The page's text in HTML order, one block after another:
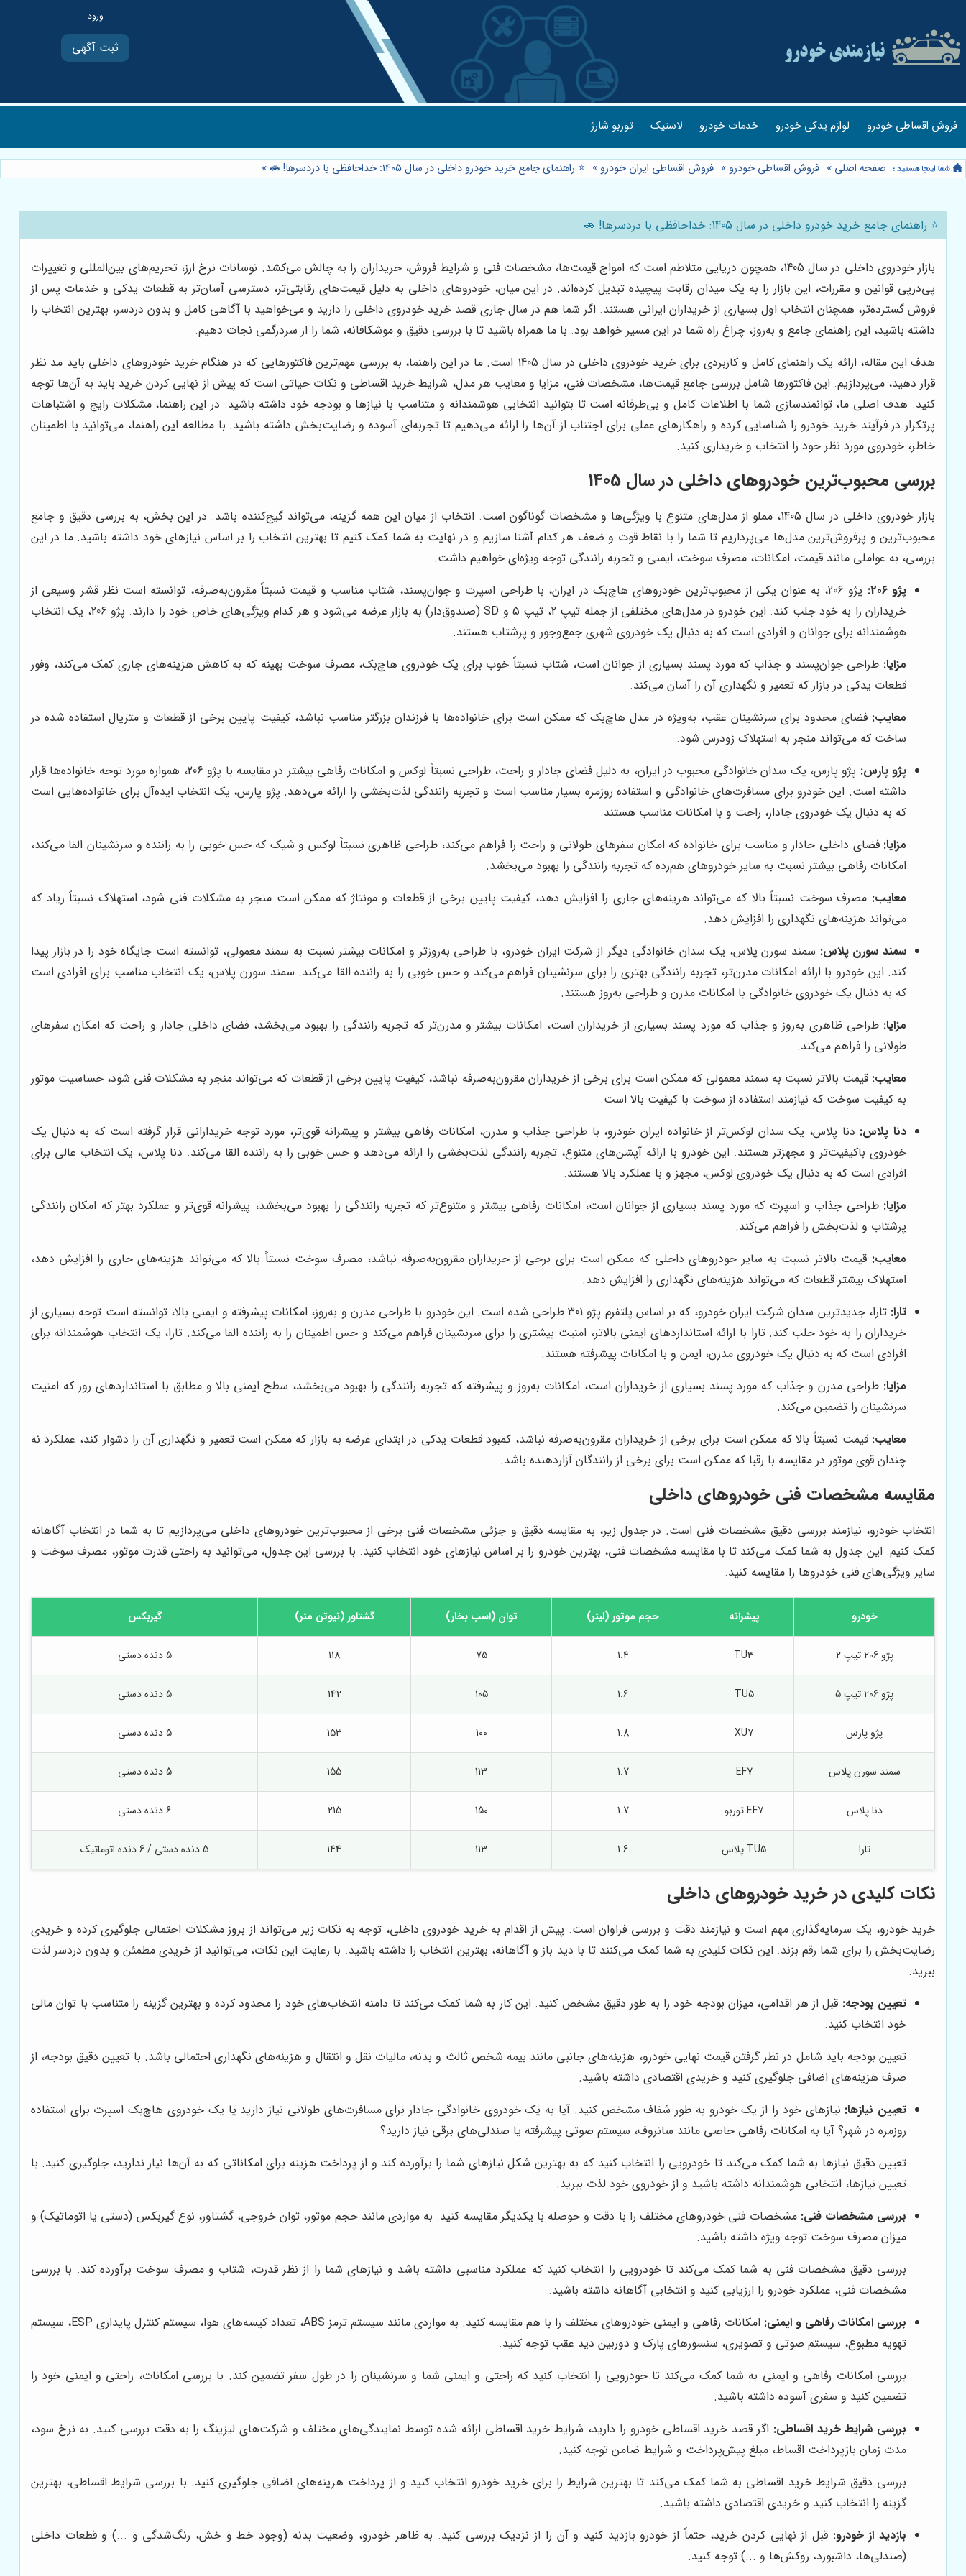
ثبت آگهی
فروش اقساطی خودرو لوازم یدکی خودرو خدمات خودرو لاستیک توربو شارژ
صفحه اصلی » فروش اقساطی خودرو » فروش اقساطی ایران خودرو » ⭐️ راهنمای جامع خرید خودرو داخلی در سال 1405: خداحافظی با دردسرها! 🚗 »
⭐️ راهنمای جامع خرید خودرو داخلی در سال 1405: خداحافظی با دردسرها! 🚗
بازار خودروی داخلی در سال 1405، همچون دریایی متلاطم است که امواج قیمت‌ها، مشخصات فنی و شرایط فروش، خریداران را به چالش می‌کشد. نوسانات نرخ ارز، تحریم‌های بین‌المللی و تغییرات
پی‌درپی قوانین و مقررات، این بازار را به یک میدان رقابت پیچیده تبدیل کرده‌اند. در این میان، خودروهای داخلی به دلیل قیمت‌های رقابتی‌تر، دسترسی آسان‌تر به قطعات یدکی و خدمات پس از
فروش گسترده‌تر، همچنان انتخاب اول بسیاری از خریداران ایرانی هستند. اگر شما هم در سال جاری قصد خرید خودروی داخلی را دارید و می‌خواهید با آگاهی کامل و بدون دردسر، بهترین انتخاب را
داشته باشید، این راهنمای جامع و به‌روز، چراغ راه شما در این مسیر خواهد بود. با ما همراه باشید تا با بررسی دقیق و موشکافانه، شما را از سردرگمی نجات دهیم.
هدف این مقاله، ارائه یک راهنمای کامل و کاربردی برای خرید خودروی داخلی در سال 1405 است. ما در این راهنما، به بررسی مهم‌ترین فاکتورهایی که در هنگام خرید خودروهای داخلی باید مد نظر
قرار دهید، می‌پردازیم. این فاکتورها شامل بررسی جامع قیمت‌ها، مشخصات فنی، مزایا و معایب هر مدل، شرایط خرید اقساطی و نکات حیاتی است که پیش از نهایی کردن خرید باید به آن‌ها توجه
کنید. هدف اصلی ما، توانمندسازی شما با اطلاعات کامل و بی‌طرفانه است تا بتوانید انتخابی هوشمندانه و متناسب با نیازها و بودجه خود داشته باشید. در این راهنما، مشکلات رایج و اشتباهات
پرتکرار در فرآیند خرید خودرو را شناسایی کرده و راهکارهای عملی برای اجتناب از آن‌ها را ارائه می‌دهیم تا تجربه‌ای آسوده و رضایت‌بخش داشته باشید. با مطالعه این راهنما، می‌توانید با اطمینان
خاطر، خودروی مورد نظر خود را انتخاب و خریداری کنید.
بررسی محبوب‌ترین خودروهای داخلی در سال 1405
بازار خودروی داخلی در سال 1405، مملو از مدل‌های متنوع با ویژگی‌ها و مشخصات گوناگون است. انتخاب از میان این همه گزینه، می‌تواند گیج‌کننده باشد. در این بخش، به بررسی دقیق و جامع
محبوب‌ترین و پرفروش‌ترین مدل‌ها می‌پردازیم تا شما را با نقاط قوت و ضعف هر کدام آشنا سازیم و در نهایت به شما کمک کنیم تا بهترین انتخاب را بر اساس نیازهای خود داشته باشید. ما در این
بررسی، به عواملی مانند قیمت، امکانات، مصرف سوخت، ایمنی و تجربه رانندگی توجه ویژه‌ای خواهیم داشت.
پژو 206:
پژو 206، به عنوان یکی از محبوب‌ترین خودروهای هاچ‌بک در ایران، با طراحی اسپرت و جوان‌پسند، شتاب مناسب و قیمت نسبتاً مقرون‌به‌صرفه، توانسته است نظر قشر وسیعی از
خریداران را به خود جلب کند. این خودرو در مدل‌های مختلفی از جمله تیپ 2، تیپ 5 و SD (صندوق‌دار) به بازار عرضه می‌شود و هر کدام ویژگی‌های خاص خود را دارند. پژو 206، یک انتخاب
هوشمندانه برای جوانان و افرادی است که به دنبال یک خودروی شهری جمع‌وجور و پرشتاب هستند.
مزایا: طراحی جوان‌پسند و جذاب که مورد پسند بسیاری از جوانان است، شتاب نسبتاً خوب برای یک خودروی هاچ‌بک، مصرف سوخت بهینه که به کاهش هزینه‌های جاری کمک می‌کند، وفور
قطعات یدکی در بازار که تعمیر و نگهداری آن را آسان می‌کند.
معایب: فضای محدود برای سرنشینان عقب، به‌ویژه در مدل هاچ‌بک که ممکن است برای خانواده‌ها با فرزندان بزرگتر مناسب نباشد، کیفیت پایین برخی از قطعات و متریال استفاده شده در
ساخت که می‌تواند منجر به استهلاک زودرس شود.
پژو پارس:
پژو پارس، یک سدان خانوادگی محبوب در ایران، به دلیل فضای جادار و راحت، طراحی نسبتاً لوکس و امکانات رفاهی بیشتر در مقایسه با پژو 206، همواره مورد توجه خانواده‌ها قرار
داشته است. این خودرو برای مسافرت‌های خانوادگی و استفاده روزمره بسیار مناسب است و تجربه رانندگی لذت‌بخشی را ارائه می‌دهد. پژو پارس، یک انتخاب ایده‌آل برای خانواده‌هایی است
که به دنبال یک خودروی جادار، راحت و با امکانات مناسب هستند.
مزایا: فضای داخلی جادار و مناسب برای خانواده که امکان سفرهای طولانی و راحت را فراهم می‌کند، طراحی ظاهری نسبتاً لوکس و شیک که حس خوبی را به راننده و سرنشینان القا می‌کند،
امکانات رفاهی بیشتر نسبت به سایر خودروهای هم‌رده که تجربه رانندگی را بهبود می‌بخشد.
معایب: مصرف سوخت نسبتاً بالا که می‌تواند هزینه‌های جاری را افزایش دهد، کیفیت پایین برخی از قطعات و مونتاژ که ممکن است منجر به مشکلات فنی شود، استهلاک نسبتاً زیاد که
می‌تواند هزینه‌های نگهداری را افزایش دهد.
سمند سورن پلاس: سمند سورن پلاس، یک سدان خانوادگی دیگر از شرکت ایران خودرو، با طراحی به‌روزتر و امکانات بیشتر نسبت به سمند معمولی، توانسته است جایگاه خود را در بازار پیدا
کند. این خودرو با ارائه امکانات مدرن‌تر، تجربه رانندگی بهتری را برای سرنشینان فراهم می‌کند و حس خوبی را به راننده القا می‌کند. سمند سورن پلاس، یک انتخاب مناسب برای افرادی است
که به دنبال یک خودروی خانوادگی با امکانات مدرن و طراحی به‌روز هستند.
مزایا: طراحی ظاهری به‌روز و جذاب که مورد پسند بسیاری از خریداران است، امکانات بیشتر و مدرن‌تر که تجربه رانندگی را بهبود می‌بخشد، فضای داخلی جادار و راحت که امکان سفرهای
طولانی را فراهم می‌کند.
معایب: قیمت بالاتر نسبت به سمند معمولی که ممکن است برای برخی از خریداران مقرون‌به‌صرفه نباشد، کیفیت پایین برخی از قطعات که می‌تواند منجر به مشکلات فنی شود، حساسیت موتور
به کیفیت سوخت که نیازمند استفاده از سوخت با کیفیت بالا است.
دنا پلاس: دنا پلاس، یک سدان لوکس‌تر از خانواده ایران خودرو، با طراحی جذاب و مدرن، امکانات رفاهی بیشتر و پیشرانه قوی‌تر، مورد توجه خریدارانی قرار گرفته است که به دنبال یک
خودروی باکیفیت‌تر و مجهزتر هستند. این خودرو با ارائه آپشن‌های متنوع، تجربه رانندگی لذت‌بخشی را ارائه می‌دهد و حس خوبی را به راننده القا می‌کند. دنا پلاس، یک انتخاب عالی برای
افرادی است که به دنبال یک خودروی لوکس، مجهز و با عملکرد بالا هستند.
مزایا: طراحی جذاب و اسپرت که مورد پسند بسیاری از جوانان است، امکانات رفاهی بیشتر و متنوع‌تر که تجربه رانندگی را بهبود می‌بخشد، پیشرانه قوی‌تر و عملکرد بهتر که امکان رانندگی
پرشتاب و لذت‌بخش را فراهم می‌کند.
معایب: قیمت بالاتر نسبت به سایر خودروهای داخلی که ممکن است برای برخی از خریداران مقرون‌به‌صرفه نباشد، مصرف سوخت نسبتاً بالا که می‌تواند هزینه‌های جاری را افزایش دهد،
استهلاک بیشتر قطعات که می‌تواند هزینه‌های نگهداری را افزایش دهد.
تارا:
تارا، جدیدترین سدان شرکت ایران خودرو، که بر اساس پلتفرم پژو 301 طراحی شده است. این خودرو با طراحی مدرن و به‌روز، امکانات پیشرفته و ایمنی بالا، توانسته است توجه بسیاری از
خریداران را به خود جلب کند. تارا با ارائه استانداردهای ایمنی بالاتر، امنیت بیشتری را برای سرنشینان فراهم می‌کند و حس اطمینان را به راننده القا می‌کند. تارا، یک انتخاب هوشمندانه برای
افرادی است که به دنبال یک خودروی مدرن، ایمن و با امکانات پیشرفته هستند.
مزایا: طراحی مدرن و جذاب که مورد پسند بسیاری از خریداران است، امکانات به‌روز و پیشرفته که تجربه رانندگی را بهبود می‌بخشد، سطح ایمنی بالا و مطابق با استانداردهای روز که امنیت
سرنشینان را تضمین می‌کند.
معایب: قیمت نسبتاً بالا که ممکن است برای برخی از خریداران مقرون‌به‌صرفه نباشد، کمبود قطعات یدکی در ابتدای عرضه به بازار که ممکن است تعمیر و نگهداری آن را دشوار کند، عملکرد نه
چندان قوی موتور در مقایسه با رقبا که ممکن است برای برخی از رانندگان آزاردهنده باشد.
مقایسه مشخصات فنی خودروهای داخلی
انتخاب خودرو، نیازمند بررسی دقیق مشخصات فنی است. در جدول زیر، به مقایسه دقیق و جزئی مشخصات فنی برخی از محبوب‌ترین خودروهای داخلی می‌پردازیم تا به شما در انتخاب آگاهانه
کمک کنیم. این جدول به شما کمک می‌کند تا با مقایسه مشخصات فنی، بهترین خودرو را بر اساس نیازهای خود انتخاب کنید. با بررسی این جدول، می‌توانید به راحتی قدرت موتور، مصرف سوخت و
سایر ویژگی‌های فنی خودروها را مقایسه کنید.
خودرو پیشرانه حجم موتور (لیتر) توان (اسب بخار) گشتاور (نیوتن متر) گیربکس
پژو 206 تیپ 2 TU3
1.4
75
118 5 دنده دستی
پژو 206 تیپ 5 TU5
1.6
105
142 5 دنده دستی
پژو پارس XU7
1.8
100
153 5 دنده دستی
سمند سورن پلاس EF7
1.7
113
155 5 دنده دستی
دنا پلاس EF7 توربو 1.7
150
215 6 دنده دستی
تارا TU5 پلاس 1.6
113
144 5 دنده دستی / 6 دنده اتوماتیک
نکات کلیدی در خرید خودروهای داخلی
خرید خودرو، یک سرمایه‌گذاری مهم است و نیازمند دقت و بررسی فراوان است. پیش از اقدام به خرید خودروی داخلی، توجه به نکات زیر می‌تواند از بروز مشکلات احتمالی جلوگیری کرده و خریدی
رضایت‌بخش را برای شما رقم بزند. این نکات کلیدی به شما کمک می‌کنند تا با دید باز و آگاهانه، بهترین انتخاب را داشته باشید. با رعایت این نکات، می‌توانید از خریدی مطمئن و بدون دردسر لذت
ببرید.
تعیین بودجه: قبل از هر اقدامی، میزان بودجه خود را به طور دقیق مشخص کنید. این کار به شما کمک می‌کند تا دامنه انتخاب‌های خود را محدود کرده و بهترین گزینه را متناسب با توان مالی
خود انتخاب کنید.
تعیین بودجه باید شامل در نظر گرفتن قیمت نهایی خودرو، هزینه‌های جانبی مانند بیمه شخص ثالث و بدنه، مالیات نقل و انتقال و هزینه‌های نگهداری احتمالی باشد. با تعیین دقیق بودجه، از
صرف هزینه‌های اضافی جلوگیری کنید و خریدی اقتصادی داشته باشید.
تعیین نیازها: نیازهای خود را از یک خودرو به طور شفاف مشخص کنید. آیا به یک خودروی خانوادگی جادار برای مسافرت‌های طولانی نیاز دارید یا یک خودروی هاچ‌بک اسپرت برای استفاده
روزمره در شهر؟ آیا به امکانات رفاهی خاصی مانند سانروف، سیستم صوتی پیشرفته یا صندلی‌های برقی نیاز دارید؟
تعیین دقیق نیازها به شما کمک می‌کند تا خودرویی را انتخاب کنید که به بهترین شکل نیازهای شما را برآورده کند و از پرداخت هزینه برای امکاناتی که به آن‌ها نیاز ندارید، جلوگیری کنید. با
تعیین نیازها، انتخابی هوشمندانه داشته باشید و از خودروی خود لذت ببرید.
بررسی مشخصات فنی: مشخصات فنی خودروهای مختلف را با دقت و حوصله با یکدیگر مقایسه کنید. به مواردی مانند حجم موتور، توان خروجی، گشتاور، نوع گیربکس (دستی یا اتوماتیک) و
میزان مصرف سوخت توجه ویژه داشته باشید.
بررسی دقیق مشخصات فنی به شما کمک می‌کند تا خودرویی را انتخاب کنید که عملکرد مناسبی داشته باشد و نیازهای شما را از نظر قدرت، شتاب و مصرف سوخت برآورده کند. با بررسی
مشخصات فنی، عملکرد خودرو را ارزیابی کنید و انتخابی آگاهانه داشته باشید.
بررسی امکانات رفاهی و ایمنی:
امکانات رفاهی و ایمنی خودروهای مختلف را با هم مقایسه کنید. به مواردی مانند سیستم ترمز ABS، تعداد کیسه‌های هوا، سیستم کنترل پایداری ESP، سیستم
تهویه مطبوع، سیستم صوتی و تصویری، سنسورهای پارک و دوربین دید عقب توجه کنید.
بررسی امکانات رفاهی و ایمنی به شما کمک می‌کند تا خودرویی را انتخاب کنید که راحتی و ایمنی شما و سرنشینان را در طول سفر تضمین کند. با بررسی امکانات، راحتی و ایمنی خود را
تضمین کنید و سفری آسوده داشته باشید.
بررسی شرایط خرید اقساطی: اگر قصد خرید اقساطی خودرو را دارید، شرایط خرید اقساطی ارائه شده توسط نمایندگی‌های مختلف و شرکت‌های لیزینگ را به دقت بررسی کنید. به نرخ سود،
مدت زمان بازپرداخت اقساط، مبلغ پیش‌پرداخت و شرایط ضامن توجه کنید.
بررسی دقیق شرایط خرید اقساطی به شما کمک می‌کند تا بهترین شرایط را برای خرید خودرو انتخاب کنید و از پرداخت هزینه‌های اضافی جلوگیری کنید. با بررسی شرایط اقساطی، بهترین
گزینه را انتخاب کنید و خریدی اقتصادی داشته باشید.
بازدید از خودرو: قبل از نهایی کردن خرید، حتماً از خودرو بازدید کنید و آن را از نزدیک بررسی کنید. به ظاهر خودرو، وضعیت بدنه (وجود خط و خش، رنگ‌شدگی و ...) و قطعات داخلی
(صندلی‌ها، داشبورد، روکش‌ها و ...) توجه کنید.